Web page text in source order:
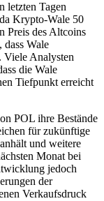
letzten Tagen
Krypto-Wale 50
Preis des Altcoins
dass Wale
Viele Analysten
die Wale
Tiefpunkt erreicht
POL ihre Bestände
für zukünftige
und weitere
Monat bei
jedoch
der
Verkaufsdruck